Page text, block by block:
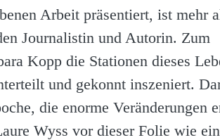
Arbeit präsentiert, ist mehr
Journalistin und Autorin. Zum
Kopp die Stationen dieses
und gekonnt inszeniert.
die enorme Veränderungen
Wyss vor dieser Folie wie ein